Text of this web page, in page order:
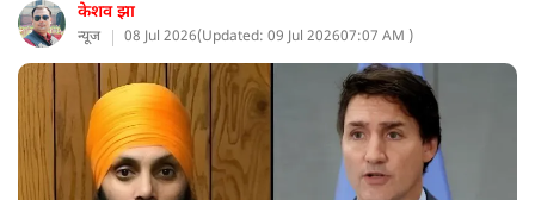
केशव झा
न्यूज 08 Jul 2026(Updated: 09 Jul 202607:07 AM )